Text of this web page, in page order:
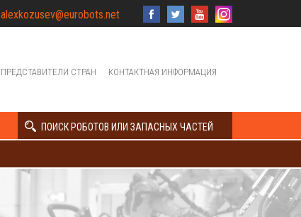
alexkozusev@eurobots.net
ПРЕДСТАВИТЕЛИ СТРАН КОНТАКТНАЯ ИНФОРМАЦИЯ
ПОИСК РОБОТОВ ИЛИ ЗАПАСНЫХ ЧАСТЕЙ